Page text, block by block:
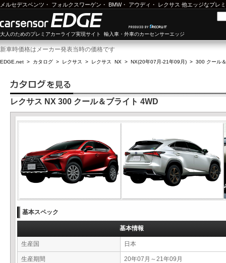
メルセデスベンツ ・ フォルクスワーゲン ・ BMW・ アウディ ・ レクサス 他エッジなプレ
大人のためのプレミアカーライフ実現サイト 輸入車・外車のカーセンサーエッジ
新車時価格はメーカー発表当時の価格です
EDGE.net > カタログ > レクサス > レクサス NX > NX(20年07月-21年09月) > 300 クール
レクサス NX 300 クール＆ブライト 4WD
基本スペック
基本情報
生産国 日本
生産期間 20年07月～21年09月